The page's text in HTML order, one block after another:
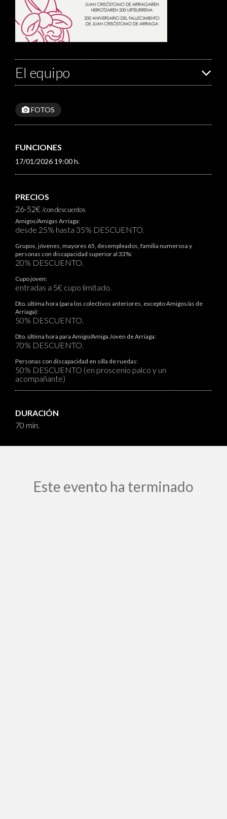
El equipo
FOTOS
FUNCIONES
17/01/2026 19:00 h.
PRECIOS
26-52€/con descuentos
Amigos/Amigas Arriaga:
desde 25% hasta 35% DESCUENTO.
Grupos, jóvenes, mayores 65, desempleados, familia numerosa y
personas con discapacidad superior al 33%:
20% DESCUENTO.
Cupo joven:
entradas a 5€ cupo limitado.
Dto. última hora (para los colectivos anteriores, excepto Amigos/as de
Arriaga):
50% DESCUENTO.
Dto. última hora para Amigo/Amiga Joven de Arriaga:
70% DESCUENTO.
Personas con discapacidad en silla de ruedas:
50% DESCUENTO (en proscenio palco y un
acompañante)
DURACIÓN
70 min.
Este evento ha terminado